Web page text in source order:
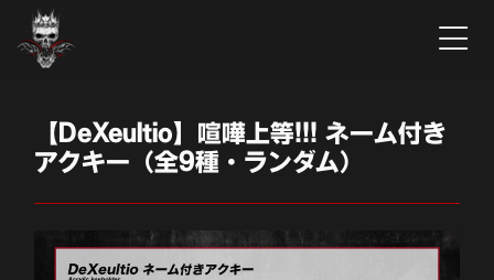
【DeXeultio】喧嘩上等!!! ネーム付き
アクキー（全9種・ランダム）